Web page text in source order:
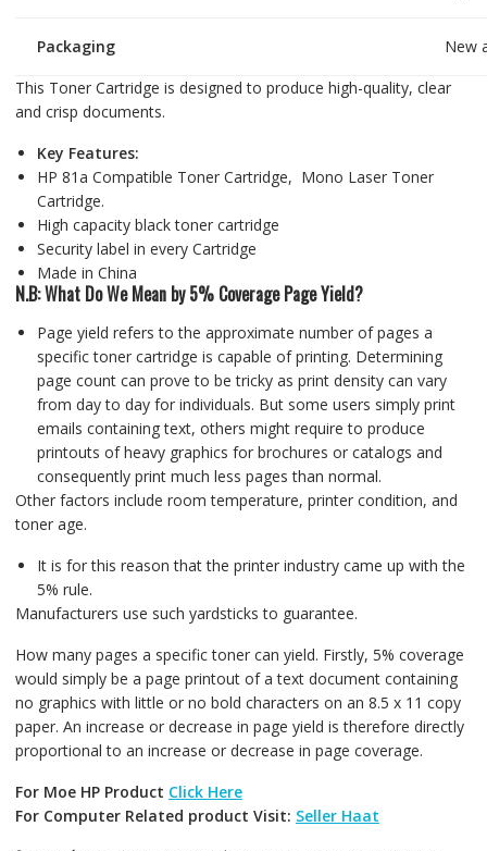
Packaging
New
This Toner Cartridge is designed to produce high-quality, clear
and crisp documents.
Key Features:
HP 81a Compatible Toner Cartridge, Mono Laser Toner
Cartridge.
High capacity black toner cartridge
Security label in every Cartridge
Made in China
N.B: What Do We Mean by 5% Coverage Page Yield?
Page yield refers to the approximate number of pages a
specific toner cartridge is capable of printing. Determining
page count can prove to be tricky as print density can vary
from day to day for individuals. But some users simply print
emails containing text, others might require to produce
printouts of heavy graphics for brochures or catalogs and
consequently print much less pages than normal.
Other factors include room temperature, printer condition, and
toner age.
It is for this reason that the printer industry came up with the
5% rule.
Manufacturers use such yardsticks to guarantee.
How many pages a specific toner can yield. Firstly, 5% coverage
would simply be a page printout of a text document containing
no graphics with little or no bold characters on an 8.5 x 11 copy
paper. An increase or decrease in page yield is therefore directly
proportional to an increase or decrease in page coverage.
For Moe HP Product Click Here
For Computer Related product Visit: Seller Haat